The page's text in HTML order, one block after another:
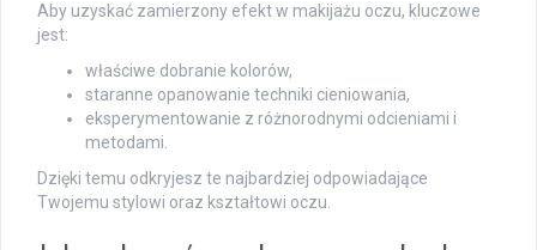
Aby uzyskać zamierzony efekt w makijażu oczu, kluczowe
jest:
właściwe dobranie kolorów,
staranne opanowanie techniki cieniowania,
eksperymentowanie z różnorodnymi odcieniami i
metodami.
Dzięki temu odkryjesz te najbardziej odpowiadające
Twojemu stylowi oraz kształtowi oczu.